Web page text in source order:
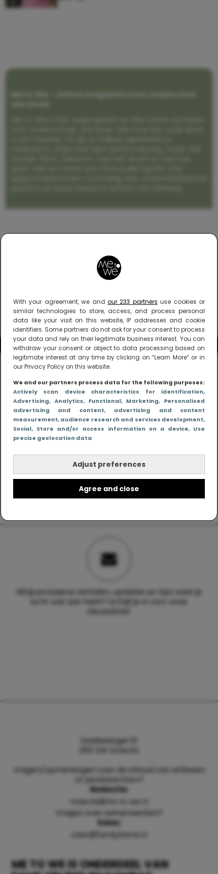
With your agreement, we and our 233 partners use cookies or
similar technologies to store, access, and process personal
data like your visit on this website, IP addresses and cookie
identifiers. Some partners do not ask for your consent to process
your data and rely on their legitimate business interest. You can
withdraw your consent or object to data processing based on
legitimate interest at any time by clicking on “Learn More” or in
our Privacy Policy on this website.
We and our partners process data for the following purposes:
Actively scan device characteristics for identification,
Advertising, Analytics, Functional, Marketing, Personalised
advertising and content, advertising and content
measurement, audience research and services development,
Social, Store and/or access information on a device, Use
precise geolocation data
Adjust preferences
Agree and close
Me to We – online magazine voor ouders met
Wil jij exclusieve verhalen, updates en tips waar je
echt wat aan hebt? Schrijf je in voor onze
nieuwsbrief.
ME TO WE IS ONDERDEEL VAN
Daalsesingel 51
3511 SW Utrecht
Vragen/opmerkingen over de inhoud van artikelen
of persberichten?
Redactie:
redactie@me-to-we.nl
Vragen over samenwerken?
Sales:
sales@familyblend.nl